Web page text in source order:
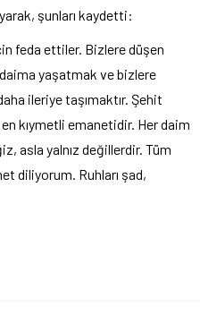
şunları kaydetti:
feda ettiler. Bizlere düşen
daima yaşatmak ve bizlere
ileriye taşımaktır. Şehit
kıymetli emanetidir. Her daim
asla yalnız değillerdir. Tüm
diliyorum. Ruhları şad,